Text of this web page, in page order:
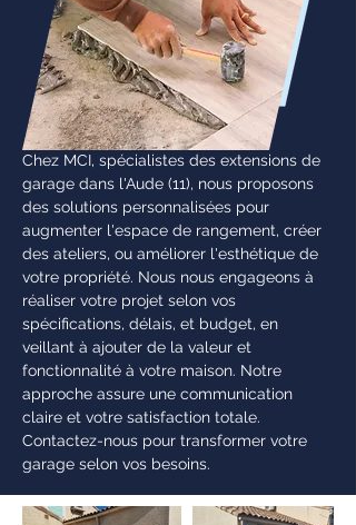
Chez MCI, spécialistes des extensions de
garage dans l'Aude (11), nous proposons
des solutions personnalisées pour
augmenter l'espace de rangement, créer
des ateliers, ou améliorer l'esthétique de
votre propriété. Nous nous engageons à
réaliser votre projet selon vos
spécifications, délais, et budget, en
veillant à ajouter de la valeur et
fonctionnalité à votre maison. Notre
approche assure une communication
claire et votre satisfaction totale.
Contactez-nous pour transformer votre
garage selon vos besoins.